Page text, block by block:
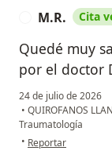
M.R. Cita
Quedé muy
por el doctor
24 de julio de 2026
• QUIROFANOS
Traumatología
• en opinión del
Reportar